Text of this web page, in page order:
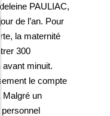
PAULIAC,
de l’an. Pour
la maternité
300
minuit.
le compte
Malgré un